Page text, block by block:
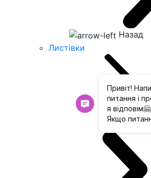
Назад
Листівки